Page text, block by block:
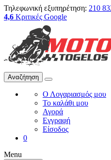
Τηλεφωνική εξυπηρέτηση: 210
4,6 Κριτικές Google
Αναζήτηση
Ο Λογαριασμός μου
Το καλάθι μου
Αγορά
Εγγραφή
Είσοδος
0
Menu